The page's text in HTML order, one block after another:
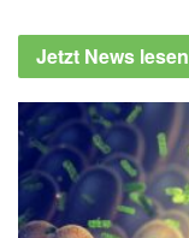
Jetzt News lesen